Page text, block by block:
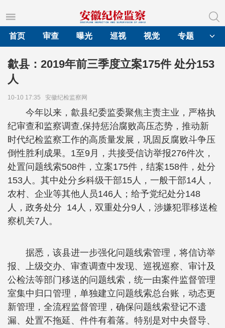
首页
审查 曝光 巡视 视觉 专题
歙县：2019年前三季度立案175件 处分153
人
10-10 17:35 安徽纪检监察网
今年以来，歙县纪委监委聚焦主责主业，严格执
纪审查和监察调查,保持惩治腐败高压态势，推动新
时代纪检监察工作的高质量发展，巩固反腐败斗争压
倒性胜利成果。1至9月，共接受信访举报276件次，
处置问题线索508件，立案175件，结案158件，处分
153人。其中处分乡科级干部15人，一般干部14人，
农村、企业等其他人员146人；给予党纪处分148
人，政务处分 14人，双重处分9人，涉嫌犯罪移送检
察机关7人。
据悉，该县进一步强化问题线索管理，将信访举
报、上级交办、审查调查中发现、巡视巡察、审计及
公检法等部门移送的问题线索，统一由案件监督管理
室集中归口管理，单独建立问题线索总台账，动态更
新管理，全流程监督管理，确保问题线索登记不遗
漏、处置不拖延、件件有着落。特别是对中央督导、